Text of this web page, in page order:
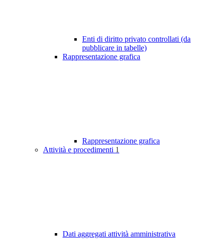
Enti di diritto privato controllati (da
pubblicare in tabelle)
Rappresentazione grafica
Rappresentazione grafica
Attività e procedimenti 1
Dati aggregati attività amministrativa